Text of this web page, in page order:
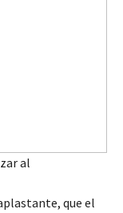
al
que el